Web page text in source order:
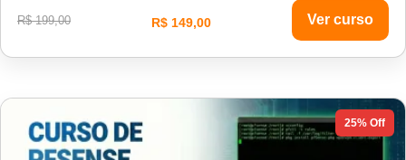
R$ 199,00 R$ 149,00 Ver curso
25% Off